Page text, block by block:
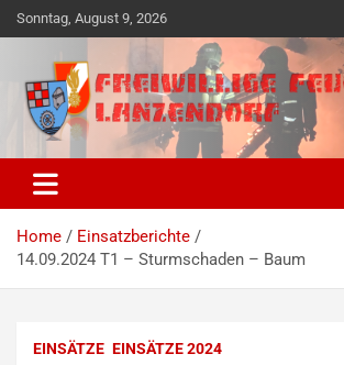
Skip
to
Sonntag, August 9, 2026
Freiwillige Feuerwehr
Lanzendorf
Freiwillige Ehrensache seit 1890
Home
Einsatzberichte
14.09.2024 T1 – Sturmschaden – Baum
EINSÄTZE EINSÄTZE 2024